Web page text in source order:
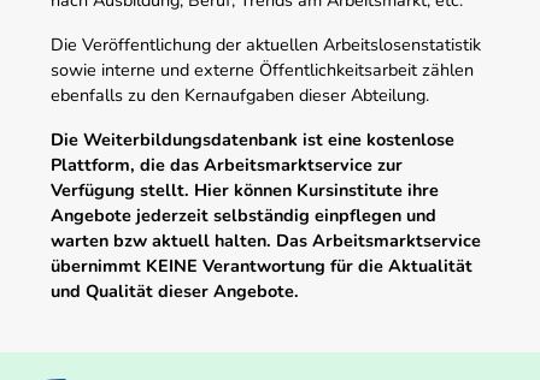
Die Veröffentlichung der aktuellen Arbeitslosenstatistik
sowie interne und externe Öffentlichkeitsarbeit zählen
ebenfalls zu den Kernaufgaben dieser Abteilung.
Die Weiterbildungsdatenbank ist eine kostenlose
Plattform, die das Arbeitsmarktservice zur
Verfügung stellt. Hier können Kursinstitute ihre
Angebote jederzeit selbständig einpflegen und
warten bzw aktuell halten. Das Arbeitsmarktservice
übernimmt KEINE Verantwortung für die Aktualität
und Qualität dieser Angebote.